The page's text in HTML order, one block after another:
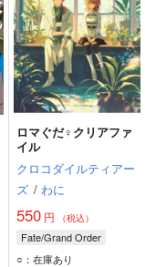
ロマぐだ♀クリアファ
イル
クロコダイルティアー
ズ / わに
550円 （税込）
Fate/Grand Order
○：在庫あり